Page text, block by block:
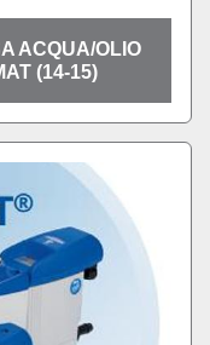
ACQUA/OLIO
(14-15)